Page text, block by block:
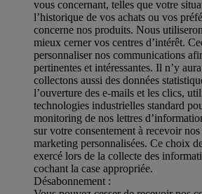
vous concernant, telles que votre
l’historique de vos achats ou vos
concerne nos produits. Nous
mieux cerner vos centres d’intérêt.
personnaliser nos communications
pertinentes et intéressantes. Il n’y
collectons aussi des données
l’ouverture des e-mails et les clics,
technologies industrielles standard
monitoring de nos lettres
sur votre consentement à recevoir
marketing personnalisées. Ce choix
exercé lors de la collecte des
cochant la case appropriée.
Désabonnement :